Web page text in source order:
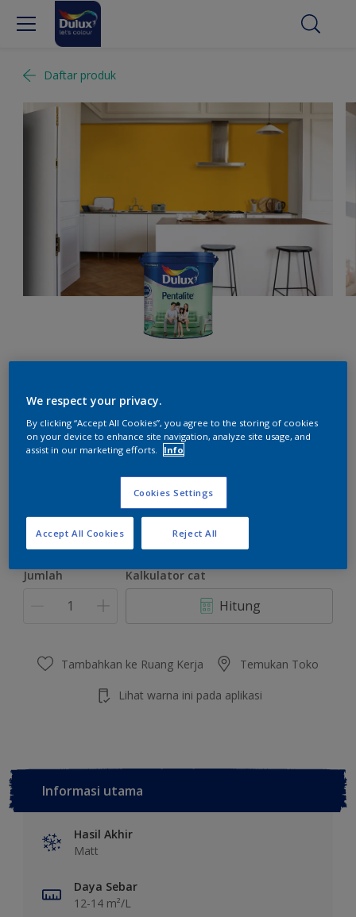
Daftar produk
Royal Gold
2.5 L
Jumlah Kalkulator cat
Hitung
Tambahkan ke Ruang Kerja Temukan Toko
Lihat warna ini pada aplikasi
Informasi utama
Hasil Akhir
Matt
Daya Sebar
12-14 m²/L
We respect your privacy.
By clicking “Accept All Cookies”, you agree to the storing of cookies
on your device to enhance site navigation, analyze site usage, and
assist in our marketing efforts.
Info
Cookies Settings
Reject All
Accept All Cookies